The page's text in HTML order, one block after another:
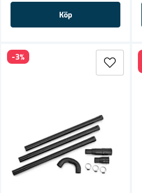
Köp
-3%